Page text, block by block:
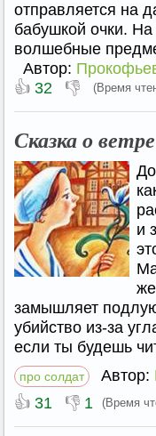
отправляется на
бабушкой очки.
волшебные
Автор:
👍 32 👎 (Время
Сказка о
и
замышляет
убийство из-за
если ты будешь
про солдат Автор:
👍 31 👎 1 (Время